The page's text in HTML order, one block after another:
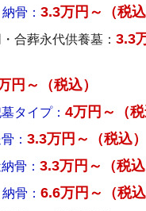
骨：3.3万円～（税込
合葬永代供養墓：3.3
円～（税込）
タイプ：4万円～（税
：3.3万円～（税込）
骨：3.3万円～（税込
骨：6.6万円～（税込